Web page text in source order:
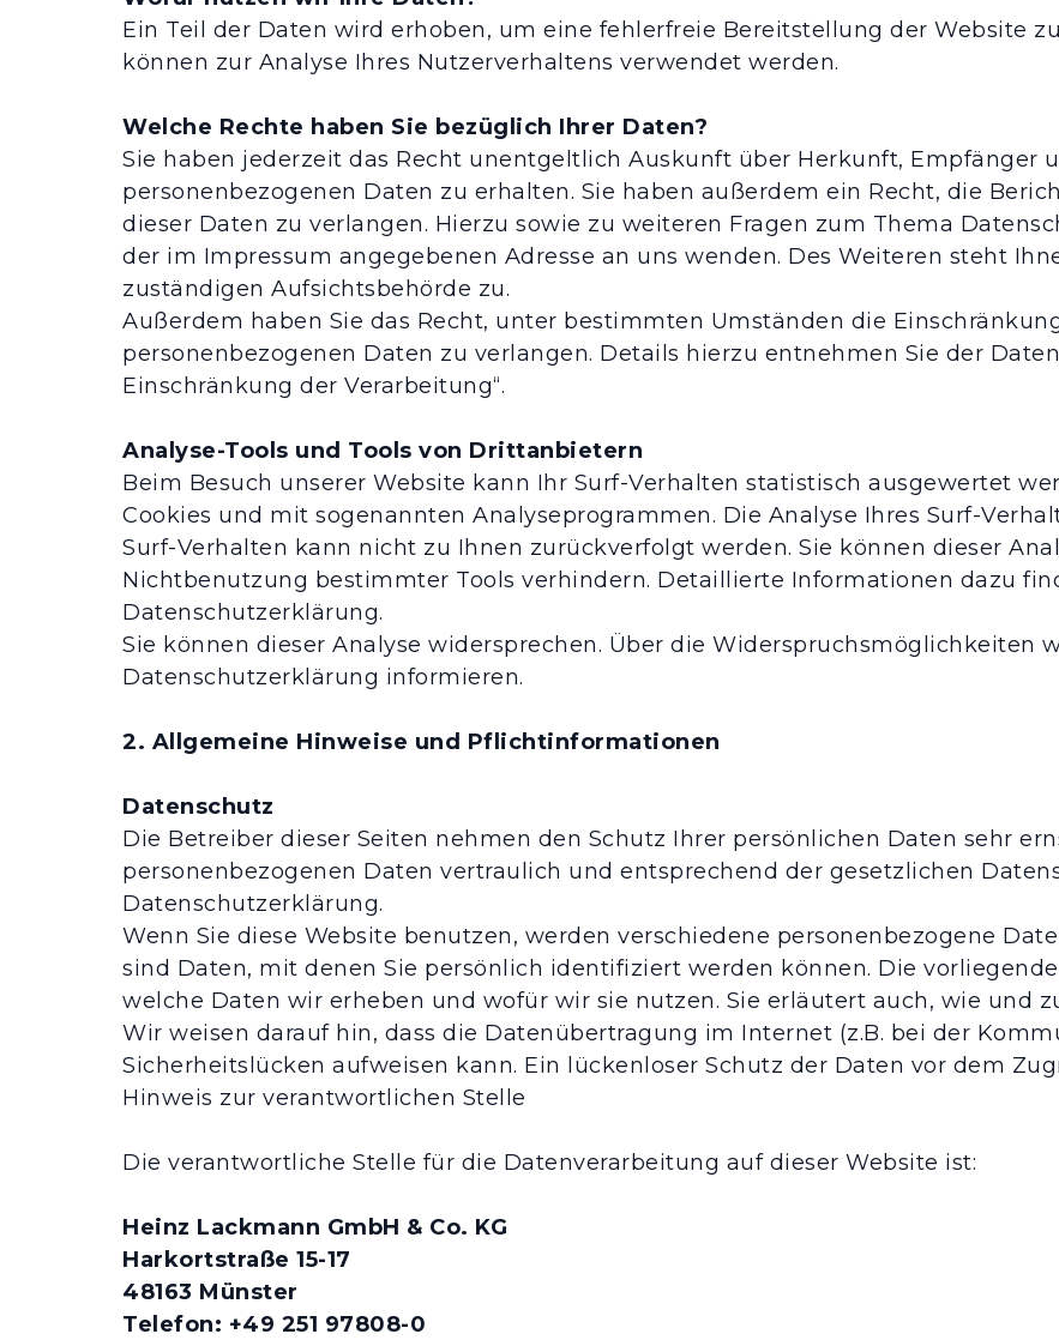
Ein Teil der Daten wird erhoben, um eine fehlerfreie Bereitstellung der Website
können zur Analyse Ihres Nutzerverhaltens verwendet werden.
Welche Rechte haben Sie bezüglich Ihrer Daten?
Sie haben jederzeit das Recht unentgeltlich Auskunft über Herkunft, Empfänger
personenbezogenen Daten zu erhalten. Sie haben außerdem ein Recht, die
dieser Daten zu verlangen. Hierzu sowie zu weiteren Fragen zum Thema
der im Impressum angegebenen Adresse an uns wenden. Des Weiteren steht
zuständigen Aufsichtsbehörde zu.
Außerdem haben Sie das Recht, unter bestimmten Umständen die
personenbezogenen Daten zu verlangen. Details hierzu entnehmen Sie der
Einschränkung der Verarbeitung“.
Analyse-Tools und Tools von Drittanbietern
Beim Besuch unserer Website kann Ihr Surf-Verhalten statistisch ausgewertet
Cookies und mit sogenannten Analyseprogrammen. Die Analyse Ihres Surf-
Surf-Verhalten kann nicht zu Ihnen zurückverfolgt werden. Sie können dieser
Nichtbenutzung bestimmter Tools verhindern. Detaillierte Informationen dazu
Datenschutzerklärung.
Sie können dieser Analyse widersprechen. Über die Widerspruchsmöglichkeiten
Datenschutzerklärung informieren.
2. Allgemeine Hinweise und Pflichtinformationen
Datenschutz
Die Betreiber dieser Seiten nehmen den Schutz Ihrer persönlichen Daten sehr
personenbezogenen Daten vertraulich und entsprechend der gesetzlichen
Datenschutzerklärung.
Wenn Sie diese Website benutzen, werden verschiedene personenbezogene
sind Daten, mit denen Sie persönlich identifiziert werden können. Die
welche Daten wir erheben und wofür wir sie nutzen. Sie erläutert auch, wie und
Wir weisen darauf hin, dass die Datenübertragung im Internet (z.B. bei der
Sicherheitslücken aufweisen kann. Ein lückenloser Schutz der Daten vor dem
Hinweis zur verantwortlichen Stelle
Die verantwortliche Stelle für die Datenverarbeitung auf dieser Website ist:
Heinz Lackmann GmbH & Co. KG
Harkortstraße 15-17
48163 Münster
Telefon: +49 251 97808-0